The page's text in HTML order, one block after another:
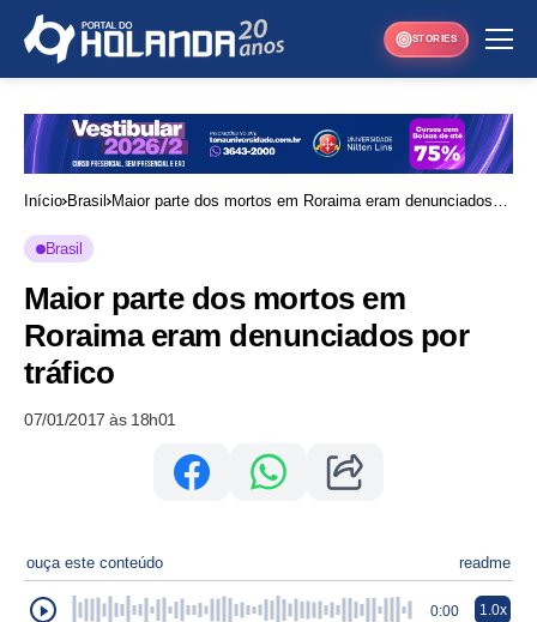
STORIES
Início Brasil
Maior parte dos mortos em Roraima eram denunciados
Brasil
Maior parte dos mortos em
Roraima eram denunciados por
tráfico
07/01/2017 às 18h01
ouça este conteúdo readme
0:00 1.0x